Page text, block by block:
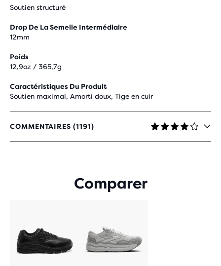
Soutien structuré
Drop De La Semelle Intermédiaire
12mm
Poids
12,9oz / 365,7g
Caractéristiques Du Produit
Soutien maximal, Amorti doux, Tige en cuir
COMMENTAIRES (1191)
4,1
SUR
Comparer